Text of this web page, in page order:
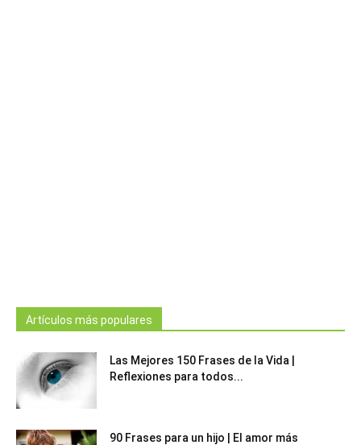
Artículos más populares
Las Mejores 150 Frases de la Vida |
Reflexiones para todos...
90 Frases para un hijo | El amor más